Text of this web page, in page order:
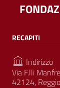
RECAPITI
Indirizzo
Via F.lli
42124,